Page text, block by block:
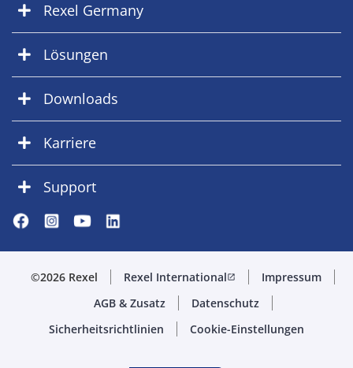
Rexel Germany
Lösungen
Downloads
Karriere
Support
©2026 Rexel Rexel Internationalopen_in_new
Impressum
AGB & Zusatz
Datenschutz
Sicherheitsrichtlinien
Cookie-Einstellungen